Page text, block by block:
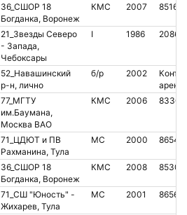
36_СШОР 18
Богданка, Воронеж
КМС 2007
21_Звезды Северо
- Запада,
Чебоксары
I 1986
52_Навашинский
р-н, лично
б/р 2002
77_МГТУ
им.Баумана,
Москва ВАО
КМС 2006
71_ЦДЮТ и ПВ
Рахманина, Тула
МС 2000
36_СШОР 18
Богданка, Воронеж
КМС 2008
71_СШ "Юность" -
Жихарев, Тула
МС 2001